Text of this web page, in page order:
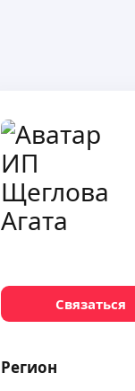
Связаться
Регион